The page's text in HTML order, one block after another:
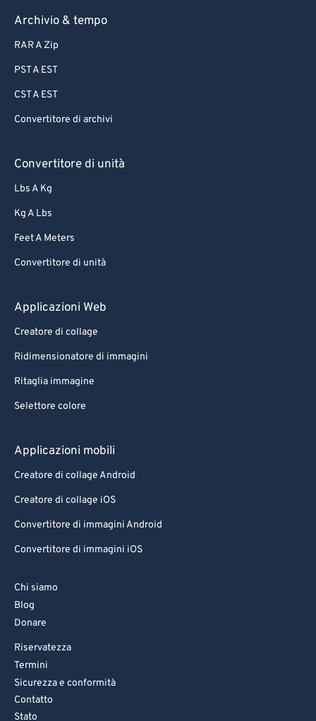
Archivio & tempo
RAR A Zip
PST A EST
CST A EST
Convertitore di archivi
Convertitore di unità
Lbs A Kg
Kg A Lbs
Feet A Meters
Convertitore di unità
Applicazioni Web
Creatore di collage
Ridimensionatore di immagini
Ritaglia immagine
Selettore colore
Applicazioni mobili
Creatore di collage Android
Creatore di collage iOS
Convertitore di immagini Android
Convertitore di immagini iOS
Chi siamo
Blog
Donare
Riservatezza
Termini
Sicurezza e conformità
Contatto
Stato